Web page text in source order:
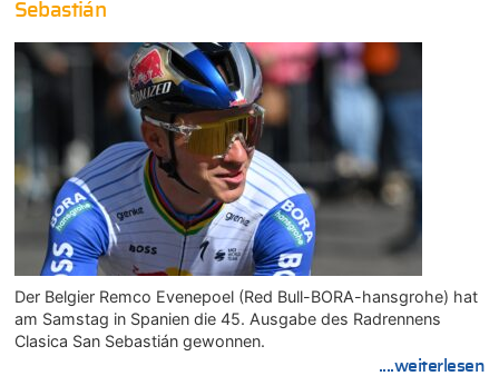
Sebastián
Der Belgier Remco Evenepoel (Red Bull-BORA-hansgrohe) hat
am Samstag in Spanien die 45. Ausgabe des Radrennens
Clasica San Sebastián gewonnen.
....weiterlesen